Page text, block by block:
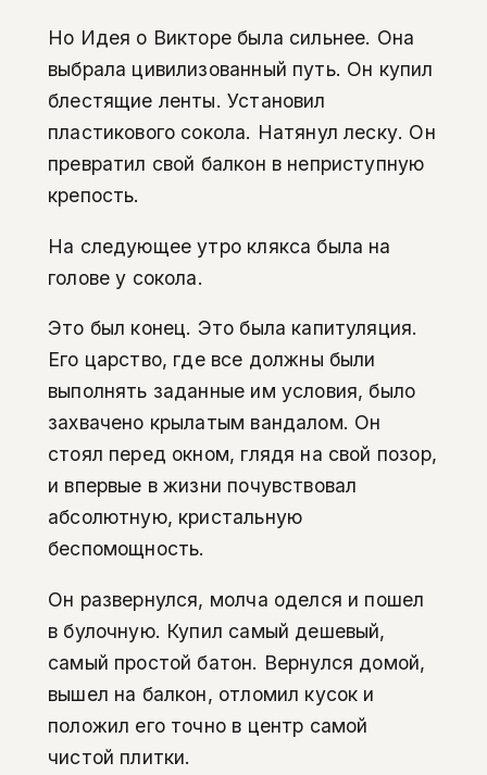
Но Идея о Викторе была сильнее. Она
выбрала цивилизованный путь. Он купил
блестящие ленты. Установил
пластикового сокола. Натянул леску. Он
превратил свой балкон в неприступную
крепость.
На следующее утро клякса была на
голове у сокола.
Это был конец. Это была капитуляция.
Его царство, где все должны были
выполнять заданные им условия, было
захвачено крылатым вандалом. Он
стоял перед окном, глядя на свой позор,
и впервые в жизни почувствовал
абсолютную, кристальную
беспомощность.
Он развернулся, молча оделся и пошел
в булочную. Купил самый дешевый,
самый простой батон. Вернулся домой,
вышел на балкон, отломил кусок и
положил его точно в центр самой
чистой плитки.